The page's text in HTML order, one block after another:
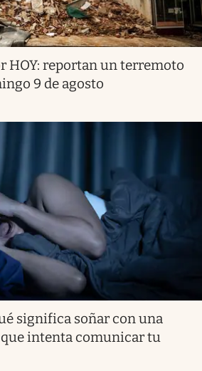
HOY: reportan un terremoto
9 de agosto
significa soñar con una
que intenta comunicar tu